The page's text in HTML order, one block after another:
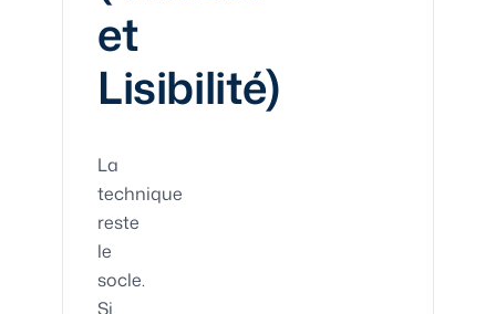
et
Lisibilité)
La
technique
reste
le
socle.
Si